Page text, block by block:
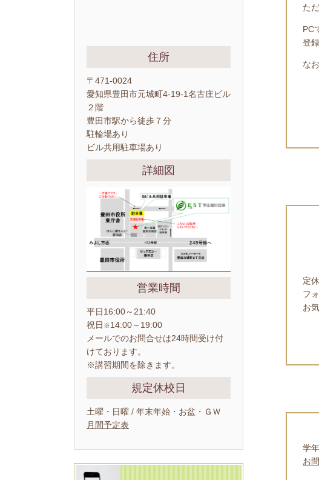
た
PC
登
な
定
フ
お
学
お
住所
〒471-0024
愛知県豊田市元城町4-19-1名古庄ビル
２階
豊田市駅から徒歩７分
駐輪場あり
ビル共用駐車場あり
詳細図
営業時間
平日16:00～21:40
祝日 ※14:00～19:00
メールでのお問合せは24時間受け付
けております。
※講習期間を除きます。
規定休校日
土曜・日曜 / 年末年始・お盆・ＧＷ
月間予定表